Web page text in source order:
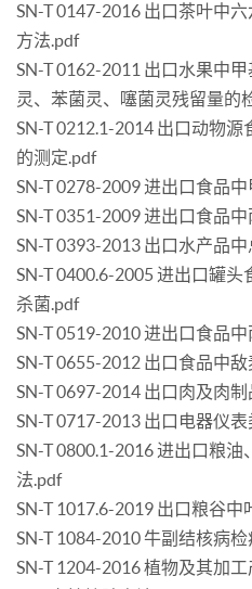
SN-T 0147-2016 出口茶叶中
方法.pdf
SN-T 0162-2011 出口水果中
灵、苯菌灵、噻菌灵残留量的
SN-T 0212.1-2014 出口动物
的测定.pdf
SN-T 0278-2009 进出口食品
SN-T 0351-2009 进出口食品
SN-T 0393-2013 出口水产品
SN-T 0400.6-2005 进出口罐
杀菌.pdf
SN-T 0519-2010 进出口食品
SN-T 0655-2012 出口食品中
SN-T 0697-2014 出口肉及肉
SN-T 0717-2013 出口电器仪
SN-T 0800.1-2016 进出口粮
法.pdf
SN-T 1017.6-2019 出口粮谷
SN-T 1084-2010 牛副结核病
SN-T 1204-2016 植物及其加